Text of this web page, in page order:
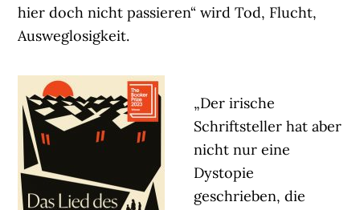
hier doch nicht passieren“ wird Tod, Flucht,
Ausweglosigkeit.
„Der irische
Schriftsteller hat aber
nicht nur eine
Dystopie
geschrieben, die